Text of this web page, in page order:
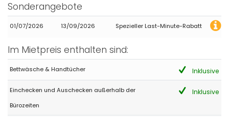
Sonderangebote
01/07/2026 13/09/2026 Spezieller Last-Minute-Rabatt
Im Mietpreis enthalten sind:
Bettwäsche & Handtücher Inklusive
Einchecken und Auschecken außerhalb der
Bürozeiten
Inklusive